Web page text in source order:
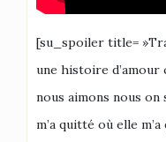
[su_spoiler title=
une histoire d’amour
nous aimons nous on
m’a quitté où elle